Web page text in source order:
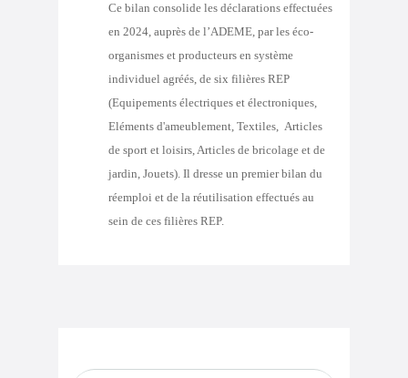
Ce bilan consolide les déclarations effectuées
en 2024, auprès de l’ADEME, par les éco-
organismes et producteurs en système
individuel agréés, de six filières REP
(Equipements électriques et électroniques,
Eléments d'ameublement, Textiles, Articles
de sport et loisirs, Articles de bricolage et de
jardin, Jouets). Il dresse un premier bilan du
réemploi et de la réutilisation effectués au
sein de ces filières REP.